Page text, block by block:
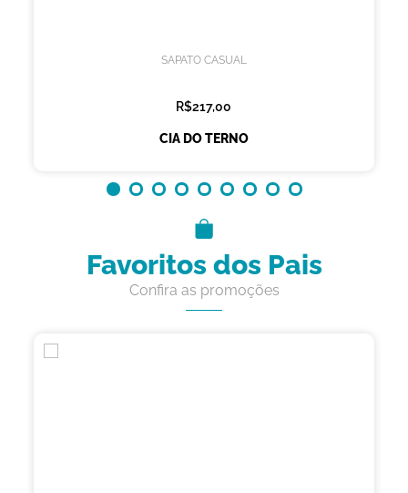
SAPATO CASUAL
R$217,00
CIA DO TERNO
Favoritos dos Pais
Confira as promoções